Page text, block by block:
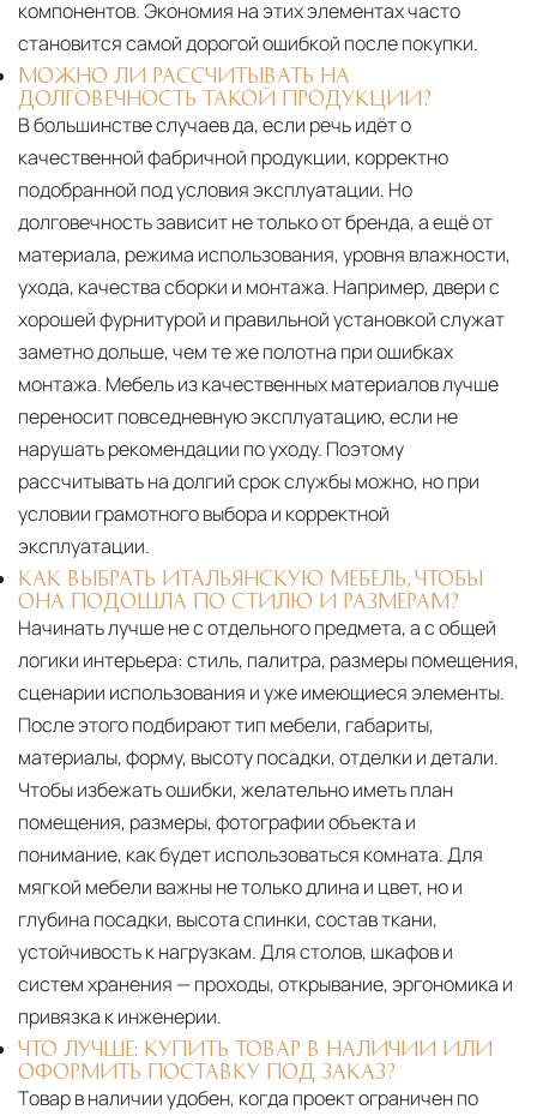
компонентов. Экономия на этих элементах часто
становится самой дорогой ошибкой после покупки.
МОЖНО ЛИ РАССЧИТЫВАТЬ НА
ДОЛГОВЕЧНОСТЬ ТАКОЙ ПРОДУКЦИИ?
В большинстве случаев да, если речь идёт о
качественной фабричной продукции, корректно
подобранной под условия эксплуатации. Но
долговечность зависит не только от бренда, а ещё от
материала, режима использования, уровня влажности,
ухода, качества сборки и монтажа. Например, двери с
хорошей фурнитурой и правильной установкой служат
заметно дольше, чем те же полотна при ошибках
монтажа. Мебель из качественных материалов лучше
переносит повседневную эксплуатацию, если не
нарушать рекомендации по уходу. Поэтому
рассчитывать на долгий срок службы можно, но при
условии грамотного выбора и корректной
эксплуатации.
КАК ВЫБРАТЬ ИТАЛЬЯНСКУЮ МЕБЕЛЬ, ЧТОБЫ
ОНА ПОДОШЛА ПО СТИЛЮ И РАЗМЕРАМ?
Начинать лучше не с отдельного предмета, а с общей
логики интерьера: стиль, палитра, размеры помещения,
сценарии использования и уже имеющиеся элементы.
После этого подбирают тип мебели, габариты,
материалы, форму, высоту посадки, отделки и детали.
Чтобы избежать ошибки, желательно иметь план
помещения, размеры, фотографии объекта и
понимание, как будет использоваться комната. Для
мягкой мебели важны не только длина и цвет, но и
глубина посадки, высота спинки, состав ткани,
устойчивость к нагрузкам. Для столов, шкафов и
систем хранения — проходы, открывание, эргономика и
привязка к инженерии.
ЧТО ЛУЧШЕ: КУПИТЬ ТОВАР В НАЛИЧИИ ИЛИ
ОФОРМИТЬ ПОСТАВКУ ПОД ЗАКАЗ?
Товар в наличии удобен, когда проект ограничен по